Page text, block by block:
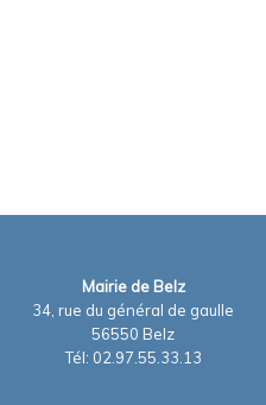
Mairie de Belz
34, rue du général de gaulle
56550 Belz
Tél: 02.97.55.33.13